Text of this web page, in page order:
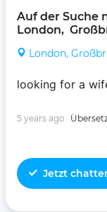
Auf der Suche
London,
London,
looking for a
5 years ago
Jetzt